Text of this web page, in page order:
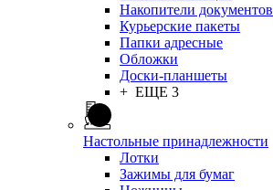
Накопители документов
Курьерские пакеты
Папки адресные
Обложки
Доски-планшеты
+ ЕЩЕ 3
Настольные принадлежности
Лотки
Зажимы для бумаг